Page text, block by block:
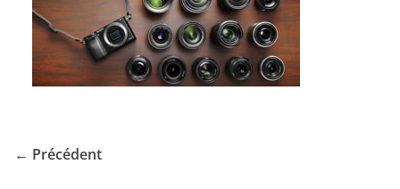
← Précédent